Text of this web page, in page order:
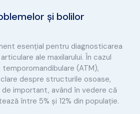
și bolilor
esențial pentru diagnosticarea
ale maxilarului. În cazul
(ATM),
despre structurile osoase,
important, având în vedere că
între 5% și 12% din populație.